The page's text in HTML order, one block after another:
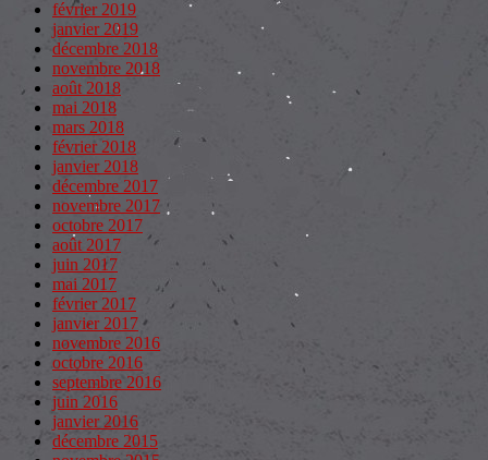
février 2019
janvier 2019
décembre 2018
novembre 2018
août 2018
mai 2018
mars 2018
février 2018
janvier 2018
décembre 2017
novembre 2017
octobre 2017
août 2017
juin 2017
mai 2017
février 2017
janvier 2017
novembre 2016
octobre 2016
septembre 2016
juin 2016
janvier 2016
décembre 2015